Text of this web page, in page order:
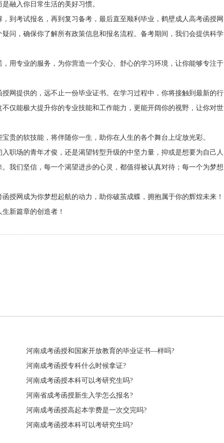
融入你日常生活的美好习惯。
到考试报名，再到复习备考，最后直至顺利毕业，鹤壁成人高考函授网
问，确保你了解所有政策信息和报名流程。备考期间，我们会提供科学
用专业的服务，为你营造一个安心、舒心的学习环境，让你能够专注于
网提供的，远不止一份毕业证书。在学习过程中，你将接触到最新的行
仅能极大提升你的专业技能和工作能力，更能开阔你的视野，让你对世
贵的软技能，将伴随你一生，助你在人生的各个舞台上绽放光彩。
职场的青年才俊，还是渴望转型升级的中坚力量，抑或是想要为自己人
我们坚信，每一个渴望进步的心灵，都值得被认真对待；每一个为梦想
授网成为你梦想起航的动力，助你破茧成蝶，拥抱属于你的辉煌未来！
新篇章的创造者！
河南成考函授和国家开放教育的毕业证书—样吗?
河南成考函授专科什么时候拿证?
河南成考函授本科可以考研究生吗?
河南省成考函授新生入学怎么报名?
河南成考函授高起本学费是一次交完吗?
河南成考函授本科可以考研究生吗?